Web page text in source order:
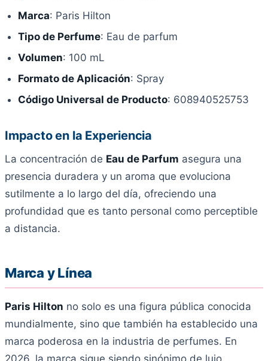
Marca: Paris Hilton
Tipo de Perfume: Eau de parfum
Volumen: 100 mL
Formato de Aplicación: Spray
Código Universal de Producto: 608940525753
Impacto en la Experiencia
La concentración de Eau de Parfum asegura una
presencia duradera y un aroma que evoluciona
sutilmente a lo largo del día, ofreciendo una
profundidad que es tanto personal como perceptible
a distancia.
Marca y Línea
Paris Hilton no solo es una figura pública conocida
mundialmente, sino que también ha establecido una
marca poderosa en la industria de perfumes. En
2026, la marca sigue siendo sinónimo de lujo